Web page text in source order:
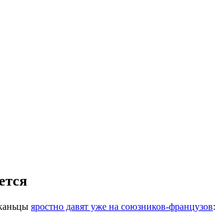
яростно давят уже на союзников-французов: